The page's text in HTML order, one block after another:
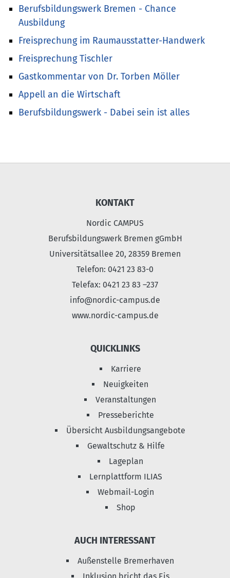
Berufsbildungswerk Bremen - Chance
Ausbildung
Freisprechung im Raumausstatter-Handwerk
Freisprechung Tischler
Gastkommentar von Dr. Torben Möller
Appell an die Wirtschaft
Berufsbildungswerk - Dabei sein ist alles
KONTAKT
Nordic CAMPUS
Berufsbildungswerk Bremen gGmbH
Universitätsallee 20, 28359 Bremen
Telefon: 0421 23 83-0
Telefax: 0421 23 83 –237
info@nordic-campus.de
www.nordic-campus.de
QUICKLINKS
Karriere
Neuigkeiten
Veranstaltungen
Presseberichte
Übersicht Ausbildungsangebote
Gewaltschutz & Hilfe
Lageplan
Lernplattform ILIAS
Webmail-Login
Shop
AUCH INTERESSANT
Außenstelle Bremerhaven